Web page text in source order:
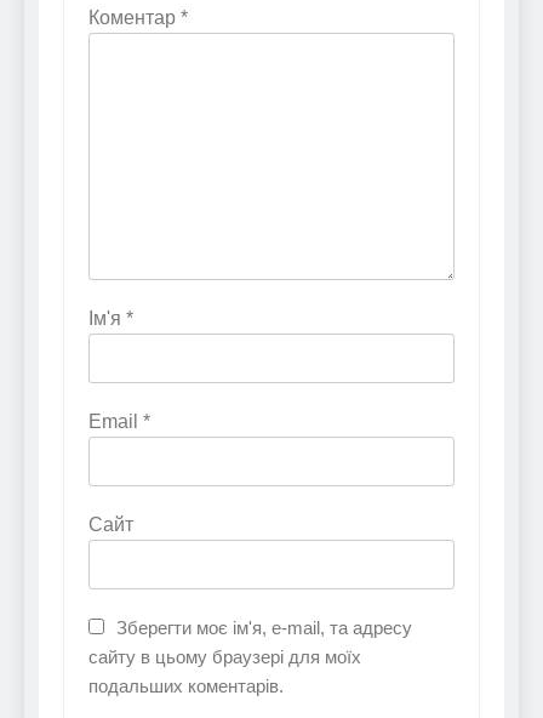
Коментар *
Ім'я *
Email *
Сайт
Зберегти моє ім'я, e-mail, та адресу
сайту в цьому браузері для моїх
подальших коментарів.